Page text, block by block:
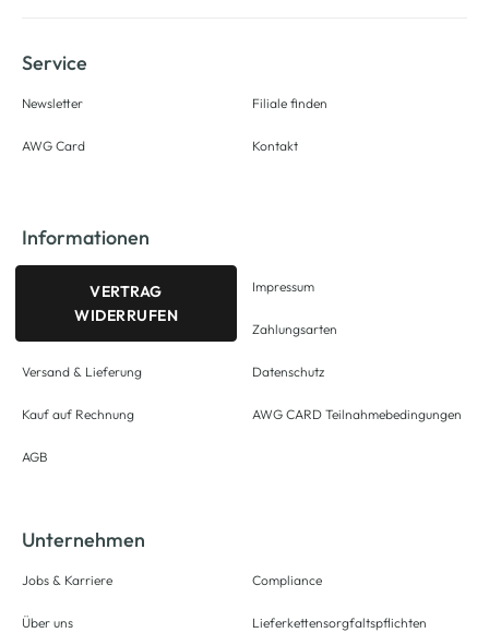
Service
Newsletter
AWG Card
Filiale finden
Kontakt
Informationen
VERTRAG
WIDERRUFEN
Versand & Lieferung
Kauf auf Rechnung
AGB
Impressum
Zahlungsarten
Datenschutz
AWG CARD Teilnahmebedingungen
Unternehmen
Jobs & Karriere
Über uns
Compliance
Lieferkettensorgfaltspflichten